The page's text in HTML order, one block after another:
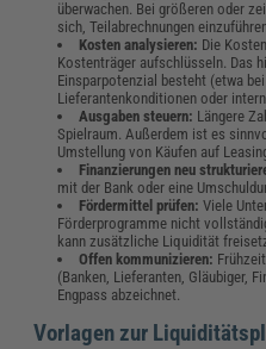
überwachen. Bei größeren oder
sich, Teilabrechnungen
Kosten analysieren: Die
Kostenträger aufschlüsseln. Das
Einsparpotenzial besteht (etwa
Lieferantenkonditionen oder
Ausgaben steuern: Längere
Spielraum. Außerdem ist es
Umstellung von Käufen auf
Finanzierungen neu
mit der Bank oder eine
Fördermittel prüfen: Viele
Förderprogramme nicht
kann zusätzliche Liquidität
Offen kommunizieren:
(Banken, Lieferanten, Gläubiger,
Engpass abzeichnet.
Vorlagen zur